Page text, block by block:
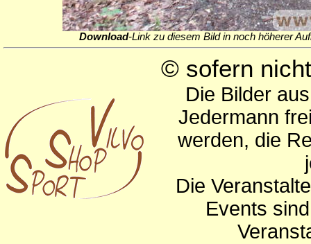
Download-Link zu diesem Bild in noch höherer
© sofern
Die Bilder
Jedermann
werden, die
Die
Events